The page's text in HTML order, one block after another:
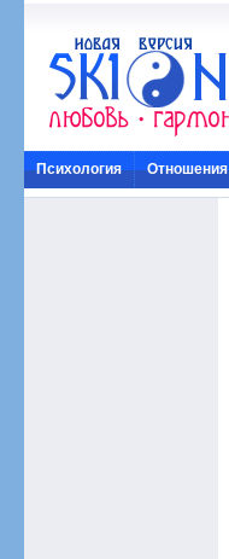
Психология Отношения